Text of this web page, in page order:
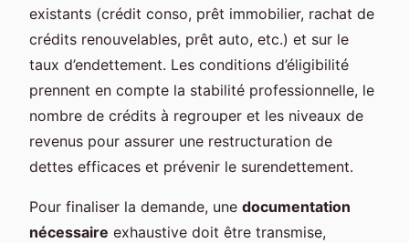
existants (crédit conso, prêt immobilier, rachat de
crédits renouvelables, prêt auto, etc.) et sur le
taux d’endettement. Les conditions d’éligibilité
prennent en compte la stabilité professionnelle, le
nombre de crédits à regrouper et les niveaux de
revenus pour assurer une restructuration de
dettes efficaces et prévenir le surendettement.
Pour finaliser la demande, une documentation
nécessaire exhaustive doit être transmise,